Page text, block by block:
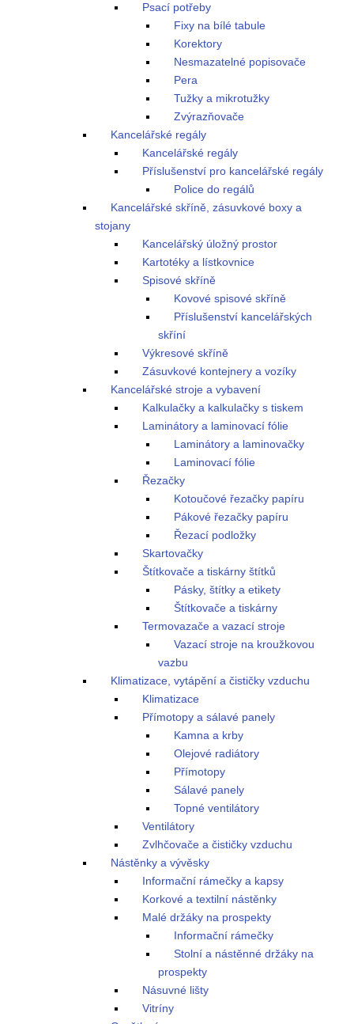
Psací potřeby
Fixy na bílé tabule
Korektory
Nesmazatelné popisovače
Pera
Tužky a mikrotužky
Zvýrazňovače
Kancelářské regály
Kancelářské regály
Příslušenství pro kancelářské regály
Police do regálů
Kancelářské skříně, zásuvkové boxy a
stojany
Kancelářský úložný prostor
Kartotéky a lístkovnice
Spisové skříně
Kovové spisové skříně
Příslušenství kancelářských
skříní
Výkresové skříně
Zásuvkové kontejnery a vozíky
Kancelářské stroje a vybavení
Kalkulačky a kalkulačky s tiskem
Laminátory a laminovací fólie
Laminátory a laminovačky
Laminovací fólie
Řezačky
Kotoučové řezačky papíru
Pákové řezačky papíru
Řezací podložky
Skartovačky
Štítkovače a tiskárny štítků
Pásky, štítky a etikety
Štítkovače a tiskárny
Termovazače a vazací stroje
Vazací stroje na kroužkovou
vazbu
Klimatizace, vytápění a čističky vzduchu
Klimatizace
Přímotopy a sálavé panely
Kamna a krby
Olejové radiátory
Přímotopy
Sálavé panely
Topné ventilátory
Ventilátory
Zvlhčovače a čističky vzduchu
Nástěnky a vývěsky
Informační rámečky a kapsy
Korkové a textilní nástěnky
Malé držáky na prospekty
Informační rámečky
Stolní a nástěnné držáky na
prospekty
Násuvné lišty
Vitríny